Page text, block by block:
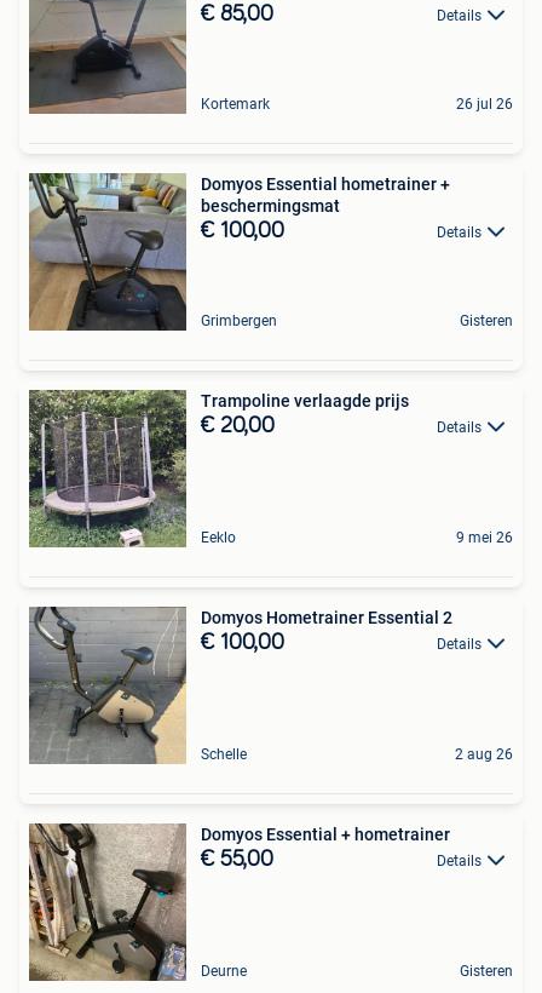
€ 85,00 Details
Kortemark 26 jul 26
Domyos Essential hometrainer +
beschermingsmat
€ 100,00 Details
Grimbergen Gisteren
Trampoline verlaagde prijs
€ 20,00 Details
Eeklo 9 mei 26
Domyos Hometrainer Essential 2
€ 100,00 Details
Schelle 2 aug 26
Domyos Essential + hometrainer
€ 55,00 Details
Deurne Gisteren